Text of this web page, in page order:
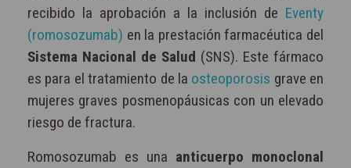
recibido la aprobación a la inclusión de Eventy
(romosozumab) en la prestación farmacéutica del
Sistema Nacional de Salud (SNS). Este fármaco
es para el tratamiento de la osteoporosis grave en
mujeres graves posmenopáusicas con un elevado
riesgo de fractura.
Romosozumab es una anticuerpo monoclonal